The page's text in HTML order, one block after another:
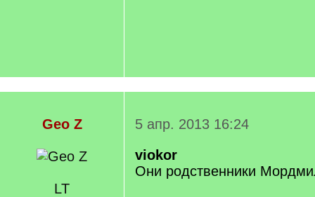
Geo Z
LT
5 апр. 2013 16:24
viokor
Они родственники